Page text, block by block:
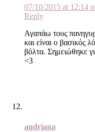
07/10/2015 at 12:14
Reply
Αγαπάω τους
και είναι ο βασικός
βόλτα. Σημειώθηκε
<3
andriana